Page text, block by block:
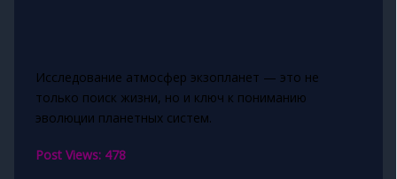
Исследование атмосфер экзопланет — это не
только поиск жизни, но и ключ к пониманию
эволюции планетных систем.
Post Views: 478